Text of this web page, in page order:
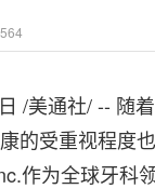
/美通社/ -- 随
的受重视程度也
作为全球牙科